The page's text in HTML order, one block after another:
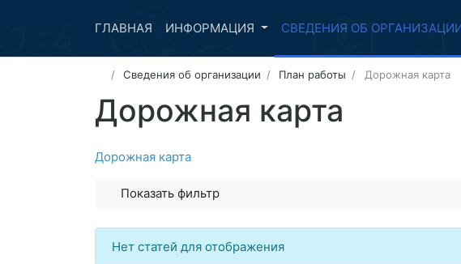
ГЛАВНАЯ ИНФОРМАЦИЯ СВЕДЕНИЯ ОБ
Сведения об организации План работы Дорожная карта
Дорожная карта
Дорожная карта
Показать фильтр
Нет статей для отображения